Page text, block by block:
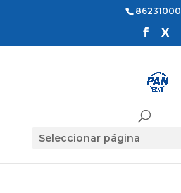
86231000
Seleccionar página